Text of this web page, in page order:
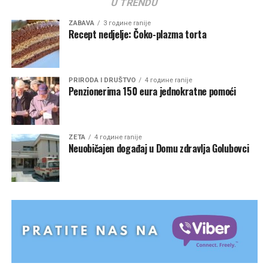
U TRENDU
ZABAVA 3 године ranije
Recept nedjelje: Čoko-plazma torta
PRIRODA I DRUŠTVO 4 године ranije
Penzionerima 150 eura jednokratne pomoći
ZETA 4 године ranije
Neuobičajen događaj u Domu zdravlja Golubovci